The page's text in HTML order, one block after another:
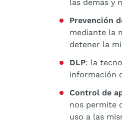
las demás y
Prevención
mediante la
detener la
DLP: la
información
Control de
nos permite
uso a las